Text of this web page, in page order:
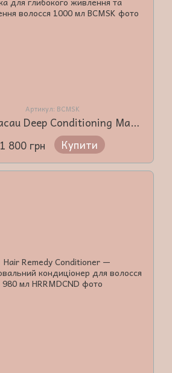
Артикул: BCMSK
Brasil Cacau Deep Conditioning Mask — Маска для глибокого живлення та відновлення волосся 1000 мл
1 800 грн
Купити